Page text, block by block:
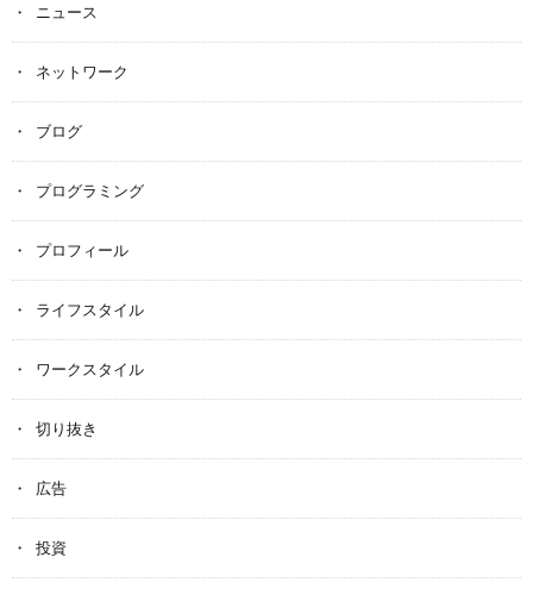
ニュース
ネットワーク
ブログ
プログラミング
プロフィール
ライフスタイル
ワークスタイル
切り抜き
広告
投資